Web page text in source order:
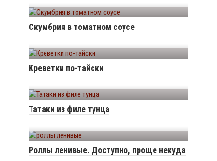
Скумбрия в томатном соусе
Креветки по-тайски
Татаки из филе тунца
Роллы ленивые. Доступно, проще некуда